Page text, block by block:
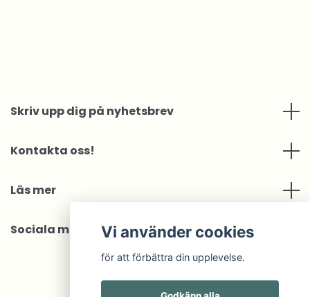
Skriv upp dig på nyhetsbrev
Kontakta oss!
Läs mer
Sociala medier Vi använder cookies
för att förbättra din upplevelse.